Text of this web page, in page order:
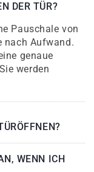
DER TÜR?
Pauschale von
nach Aufwand.
genaue
werden
WENN ICH